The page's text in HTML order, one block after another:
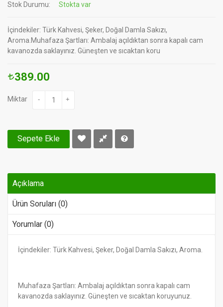
Stok Durumu:
Stokta var
İçindekiler: Türk Kahvesi, Şeker, Doğal Damla Sakızı,
Aroma.Muhafaza Şartları: Ambalaj açıldıktan sonra kapalı cam
kavanozda saklayınız. Güneşten ve sıcaktan koru
389.00
Miktar - +
Sepete Ekle
Açıklama
Ürün Soruları (0)
Yorumlar (0)
İçindekiler: Türk Kahvesi, Şeker, Doğal Damla Sakızı, Aroma.
Muhafaza Şartları: Ambalaj açıldıktan sonra kapalı cam
kavanozda saklayınız. Güneşten ve sıcaktan koruyunuz.